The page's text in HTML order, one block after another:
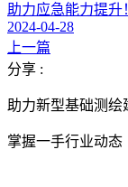
助力应急能力提
2024-04-28
上一篇
分享 :
助力新型基础测绘
掌握一手行业动态